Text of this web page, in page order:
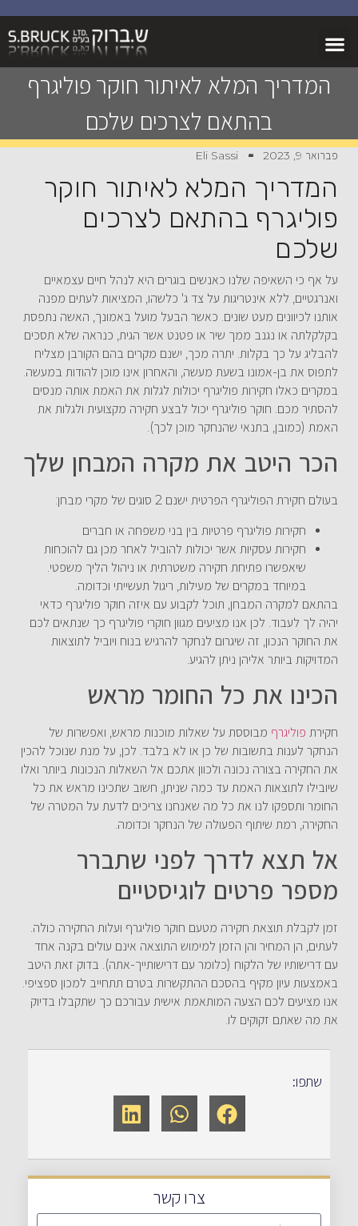
המדריך המלא לאיתור חוקר פוליגרף
בהתאם לצרכים שלכם
פברואר 9, 2023 Eli Sassi
המדריך המלא לאיתור חוקר
פוליגרף בהתאם לצרכים
שלכם
על אף כי השאיפה שלנו כאנשים בוגרים היא לנהל חיים עצמאיים
ואנרגטיים, ללא אינטריגות על צד ג' כלשהו, המציאות לעתים מפנה
אותנו לכיוונים מעט שונים. כאשר הבעל מועל באמונך, האשה נתפסת
בקלקלתה או נגנב ממך שיר או פטנט אשר הגית, כנראה שלא תסכים
להבליג על כך בקלות. יתרה מכך, ישנם מקרים בהם הקורבן מצליח
לתפוס את בן-אמונו בשעת מעשה, והאחרון אינו מוכן להודות במעשה.
במקרים כאלו חקירות פוליגרף יכולות לגלות את האמת אותה מנסים
להסתיר מכם. חוקר פוליגרף יכול לבצע חקירה מקצועית ולגלות את
האמת (כמובן, בתנאי שהנחקר מוכן לכך).
הכר היטב את מקרה המבחן שלך
בעולם חקירת הפוליגרף הפרטית ישנם 2 סוגים של מקרי מבחן:
חקירות פוליגרף פרטיות בין בני משפחה או חברים
חקירות עסקיות אשר יכולות להוביל לאחר מכן גם להוכחות
שיאפשרו פתיחת חקירה משטרתית או ניהול הליך משפטי.
במיוחד במקרים של מעילות, ריגול תעשייתי וכדומה.
בהתאם למקרה המבחן, תוכל לקבוע עם איזה חוקר פוליגרף כדאי
יהיה לך לעבוד. לכן אנו מציעים מגוון חוקרי פוליגרף כך שנתאים לכם
את החוקר הנכון, זה שיגרום לנחקר להרגיש בנוח ויוביל לתוצאות
המדויקות ביותר אליהן ניתן להגיע.
הכינו את כל החומר מראש
חקירת פוליגרף מבוססת על שאלות מוכנות מראש, ואפשרות של
הנחקר לענות בתשובות של כן או לא בלבד. לכן, על מנת שנוכל להכין
את החקירה בצורה נכונה ולכוון אתכם אל השאלות הנכונות ביותר ואלו
שיובילו לתוצאות האמת עד כמה שניתן, חשוב שתכינו מראש את כל
החומר ותספקו לנו את כל מה שאנחנו צריכים לדעת על המטרה של
החקירה, רמת שיתוף הפעולה של הנחקר וכדומה.
אל תצא לדרך לפני שתברר
מספר פרטים לוגיסטיים
זמן לקבלת תוצאת חקירה מטעם חוקר פוליגרף ועלות החקירה כולה.
לעתים, הן המחיר והן הזמן למימוש התוצאה אינם עולים בקנה אחד
עם דרישותיו של הלקוח (כלומר עם דרישותייך-אתה). בדוק זאת היטב
באמצעות עיון מקיף בהסכם ההתקשרות בטרם תתחייב למכון ספציפי.
אנו מציעים לכם הצעה המותאמת אישית עבורכם כך שתקבלו בדיוק
את מה שאתם זקוקים לו.
שתפו:
צרו קשר